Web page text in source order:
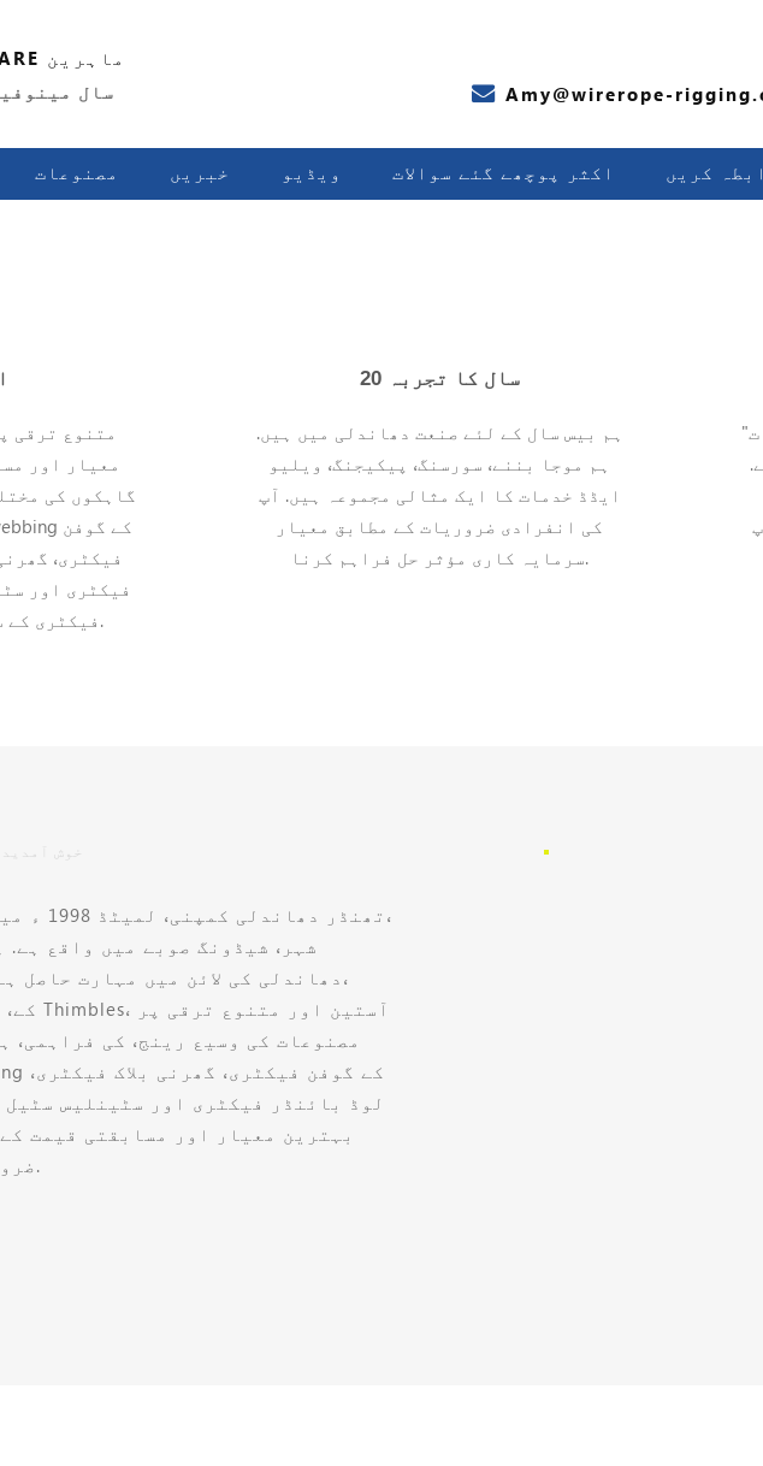
دھاندلی HARDWARE ماہرین
20 سال
Amy@wirerope-
مصنوعات خبریں ویڈیو اکثر پوچھے گئے سوالات کریں
متنوع ترقی
معیار اور
گاہکوں کی
فیکٹری،
فیکٹری اور
فیکٹری کے ساتھ اچھے تعلقات قائم.
20 سال کا تجربہ
ہم بیس سال کے لئے صنعت دھاندلی میں ہیں.
ہم موجا بننے، سورسنگ، پیکیجنگ، ویلیو
ایڈڈ خدمات کا ایک مثالی مجموعہ ہیں. آپ
کی انفرادی ضروریات کے مطابق معیار
سرمایہ کاری مؤثر حل فراہم کرنا.
"معیار پہلے، کسٹمر اولین"، ہم ہر مصنوعات
خوش آمدید
دھاندلی کی لائن میں مہارت حاصل
لوڈ بائنڈر فیکٹری اور سٹینلیس
بہترین معیار اور مسابقتی قیمت
ضروریات کو یقینی بنانے کے لئے.